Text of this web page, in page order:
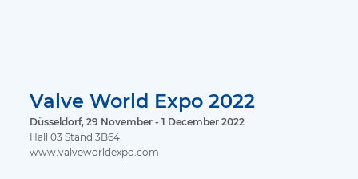
Valve World Expo 2022
Düsseldorf, 29 November - 1 December 2022
Hall 03 Stand 3B64
www.valveworldexpo.com